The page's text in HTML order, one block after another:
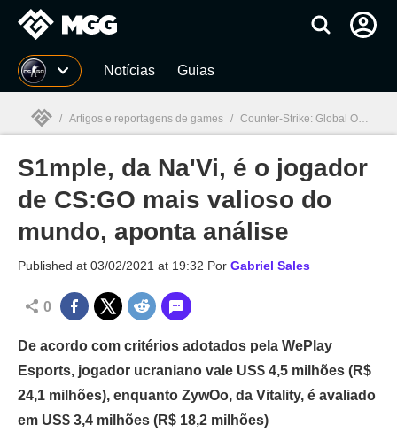
Millenium Notícias Guias
Millenium
/ Artigos e reportagens de games / Counter-Strike: Global Offensive
S1mple, da Na'Vi, é o jogador
de CS:GO mais valioso do
mundo, aponta análise
Published at 03/02/2021 at 19:32 Por Gabriel Sales
0
De acordo com critérios adotados pela WePlay
Esports, jogador ucraniano vale US$ 4,5 milhões (R$
24,1 milhões), enquanto ZywOo, da Vitality, é avaliado
em US$ 3,4 milhões (R$ 18,2 milhões)